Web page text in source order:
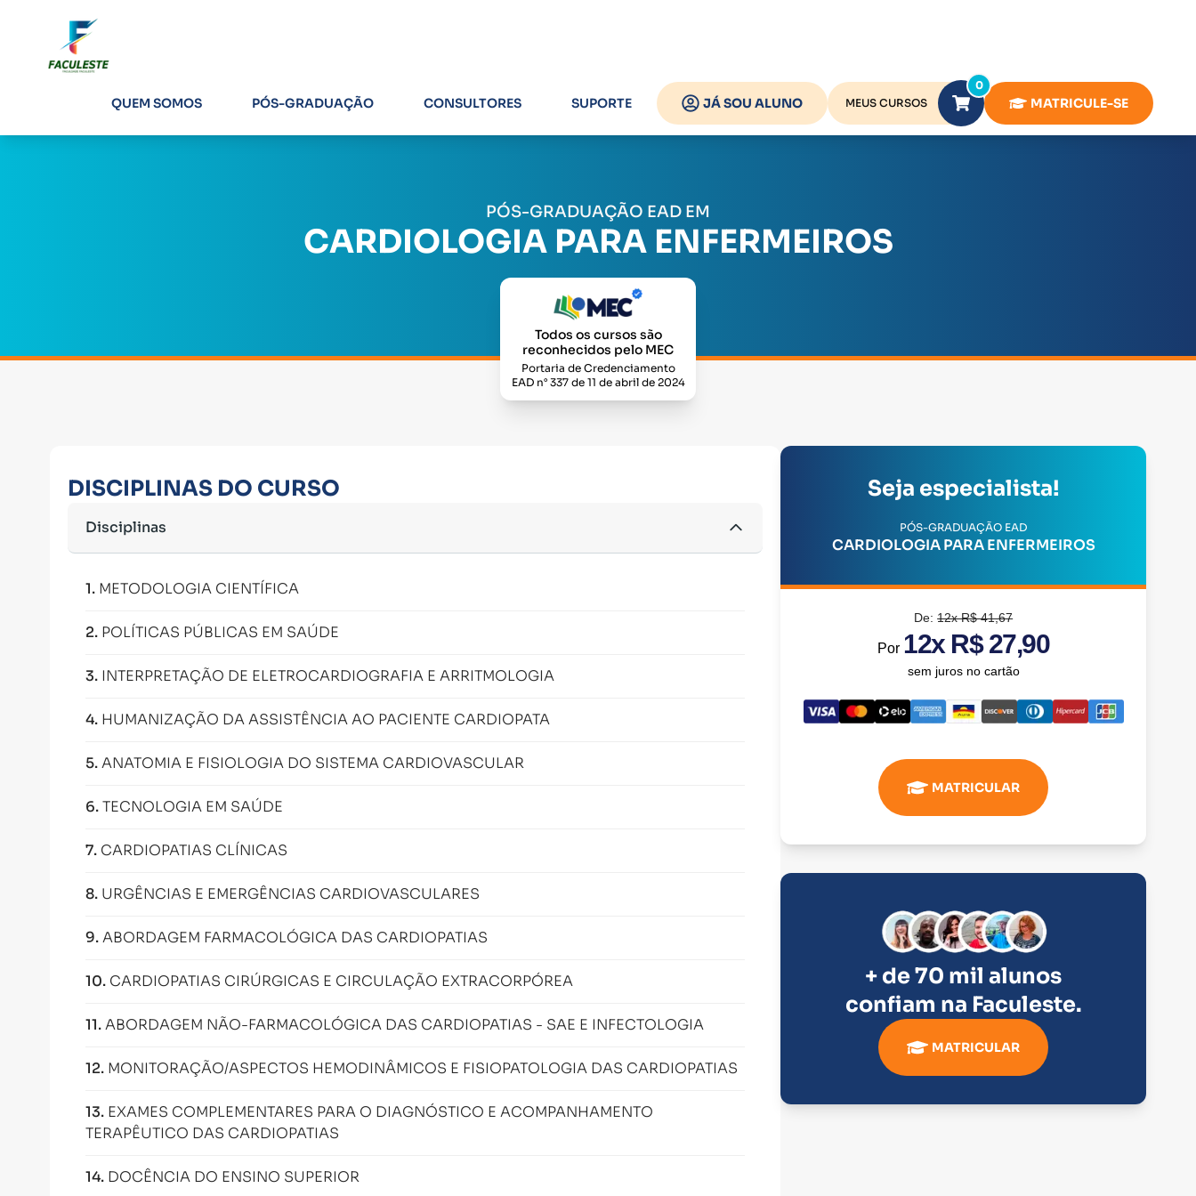
QUEM SOMOS PÓS-GRADUAÇÃO CONSULTORES SUPORTE JÁ SOU ALUNO MEUS CURSOS
0
MATRICULE-SE
PÓS-GRADUAÇÃO EAD EM
CARDIOLOGIA PARA ENFERMEIROS
Todos os cursos são
reconhecidos pelo MEC
Portaria de Credenciamento
EAD n° 337 de 11 de abril de 2024
DISCIPLINAS DO CURSO
Disciplinas
1. METODOLOGIA CIENTÍFICA
2. POLÍTICAS PÚBLICAS EM SAÚDE
3. INTERPRETAÇÃO DE ELETROCARDIOGRAFIA E ARRITMOLOGIA
4. HUMANIZAÇÃO DA ASSISTÊNCIA AO PACIENTE CARDIOPATA
5.ANATOMIA E FISIOLOGIA DO SISTEMA CARDIOVASCULAR
6.TECNOLOGIA EM SAÚDE
7. CARDIOPATIAS CLÍNICAS
8. URGÊNCIAS E EMERGÊNCIAS CARDIOVASCULARES
9.ABORDAGEM FARMACOLÓGICA DAS CARDIOPATIAS
10. CARDIOPATIAS CIRÚRGICAS E CIRCULAÇÃO EXTRACORPÓREA
11.ABORDAGEM NÃO-FARMACOLÓGICA DAS CARDIOPATIAS - SAE E INFECTOLOGIA
12. MONITORAÇÃO/ASPECTOS HEMODINÂMICOS E FISIOPATOLOGIA DAS CARDIOPATIAS
13. EXAMES COMPLEMENTARES PARA O DIAGNÓSTICO E ACOMPANHAMENTO
TERAPÊUTICO DAS CARDIOPATIAS
14. DOCÊNCIA DO ENSINO SUPERIOR
Seja especialista!
PÓS-GRADUAÇÃO EAD
CARDIOLOGIA PARA ENFERMEIROS
De:12x R$ 41,67
Por 12x R$ 27,90
sem juros no cartão
MATRICULAR
+ de 70 mil alunos
confiam na Faculeste.
MATRICULAR